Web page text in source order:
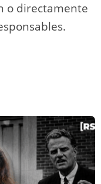
o directamente